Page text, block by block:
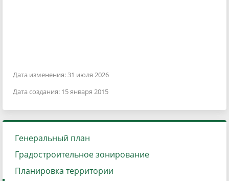
Дата изменения: 31 июля 2026
Дата создания: 15 января 2015
Генеральный план
Градостроительное зонирование
Планировка территории